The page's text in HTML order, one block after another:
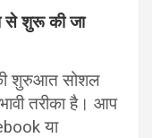
से शुरू की जा
शुरुआत सोशल
तरीका है। आप
या